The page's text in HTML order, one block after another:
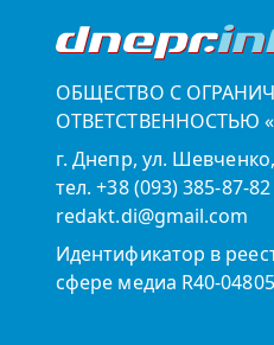
ОБЩЕСТВО С
ОТВЕТСТВЕННОСТЬЮ
г. Днепр, ул.
тел. +38 (093) 385-87-
redakt.di@gmail.com
Идентификатор в
сфере медиа R40-04805